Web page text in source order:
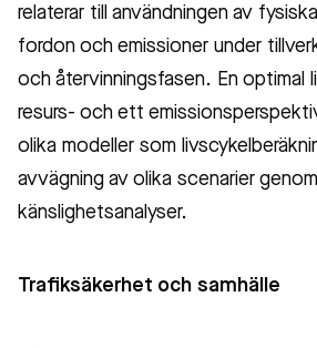
relaterar till användningen av
fordon och emissioner under
och återvinningsfasen. En optimal
resurs- och ett
olika modeller som
avvägning av olika scenarier genom
känslighetsanalyser.
Trafiksäkerhet och samhälle